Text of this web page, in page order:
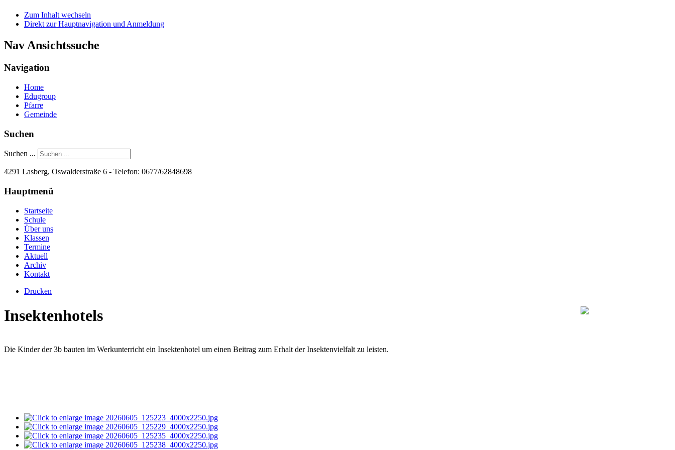
Zum Inhalt wechseln
Direkt zur Hauptnavigation und Anmeldung
Nav Ansichtssuche
Navigation
Home
Edugroup
Pfarre
Gemeinde
Suchen
Suchen ...
4291 Lasberg, Oswalderstraße 6 - Telefon: 0677/62848698
Hauptmenü
Startseite
Schule
Über uns
Klassen
Termine
Aktuell
Archiv
Kontakt
Drucken
Insektenhotels
Die Kinder der 3b bauten im Werkunterricht ein Insektenhotel um einen Beitrag zum Erhalt der Insektenvielfalt zu leisten.